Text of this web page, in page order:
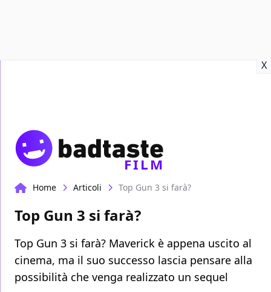
X
FILM
Home Articoli Top Gun 3 si farà?
Top Gun 3 si farà?
Top Gun 3 si farà? Maverick è appena uscito al
cinema, ma il suo successo lascia pensare alla
possibilità che venga realizzato un sequel